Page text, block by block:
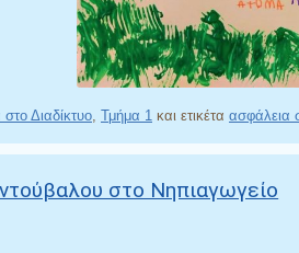
Διαδίκτυο, Τμήμα 1 και ετικέτα ασφάλεια
άρθρων
στο Νηπιαγωγείο